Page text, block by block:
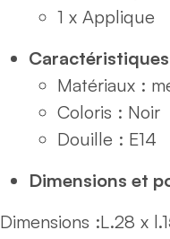
1 x Applique
Matériaux :
Coloris : Noir
Douille : E14
Dimensions et
Dimensions :L.28 x